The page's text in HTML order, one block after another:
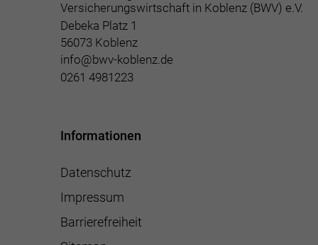
Versicherungswirtschaft in Koblenz (BWV) e.V.
Debeka Platz 1
56073 Koblenz
info@bwv-koblenz.de
0261 4981223
Informationen
Datenschutz
Impressum
Barrierefreiheit